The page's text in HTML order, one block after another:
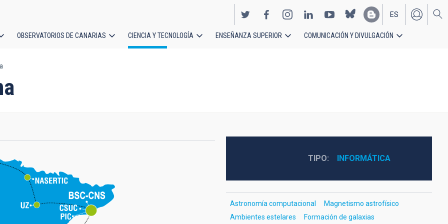
EN
ES
OBSERVATORIOS DE CANARIAS CIENCIA Y TECNOLOGÍA ENSEÑANZA SUPERIOR COMUNICACIÓN Y DIVULGACIÓN
TIPO INFORMÁTICA
Astronomía computacional
Magnetismo astrofísico
Ambientes estelares
Formación de galaxias